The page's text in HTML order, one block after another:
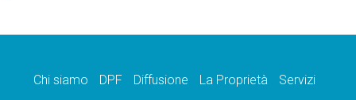
Chi siamo DPF Diffusione La Proprietà
Servizi